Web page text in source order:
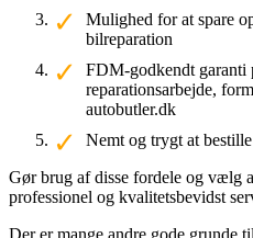
Mulighed for at spare
bilreparation
FDM-godkendt garanti
reparationsarbejde,
autobutler.dk
Nemt og trygt at
Gør brug af disse fordele og vælg
professionel og kvalitetsbevidst
Der er mange andre gode grunde